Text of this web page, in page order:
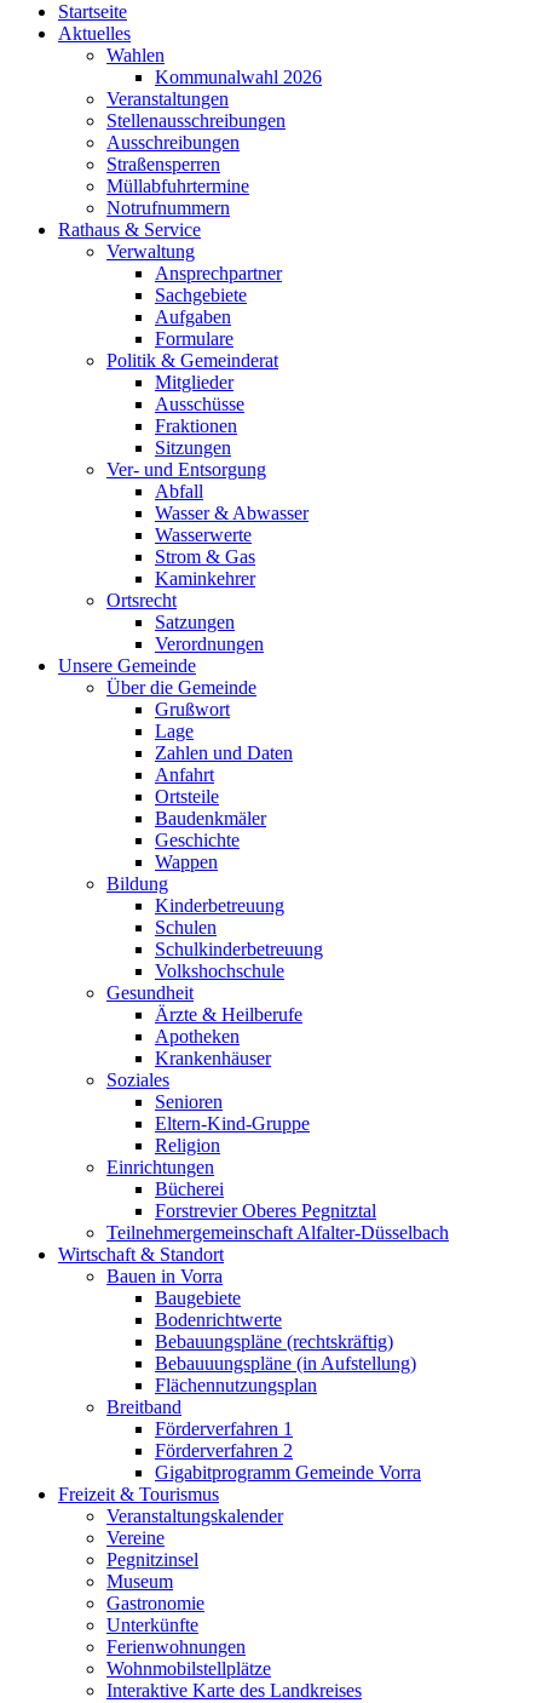
Startseite
Aktuelles
Wahlen
Kommunalwahl 2026
Veranstaltungen
Stellenausschreibungen
Ausschreibungen
Straßensperren
Müllabfuhrtermine
Notrufnummern
Rathaus & Service
Verwaltung
Ansprechpartner
Sachgebiete
Aufgaben
Formulare
Politik & Gemeinderat
Mitglieder
Ausschüsse
Fraktionen
Sitzungen
Ver- und Entsorgung
Abfall
Wasser & Abwasser
Wasserwerte
Strom & Gas
Kaminkehrer
Ortsrecht
Satzungen
Verordnungen
Unsere Gemeinde
Über die Gemeinde
Grußwort
Lage
Zahlen und Daten
Anfahrt
Ortsteile
Baudenkmäler
Geschichte
Wappen
Bildung
Kinderbetreuung
Schulen
Schulkinderbetreuung
Volkshochschule
Gesundheit
Ärzte & Heilberufe
Apotheken
Krankenhäuser
Soziales
Senioren
Eltern-Kind-Gruppe
Religion
Einrichtungen
Bücherei
Forstrevier Oberes Pegnitztal
Teilnehmergemeinschaft Alfalter-Düsselbach
Wirtschaft & Standort
Bauen in Vorra
Baugebiete
Bodenrichtwerte
Bebauungspläne (rechtskräftig)
Bebauuungspläne (in Aufstellung)
Flächennutzungsplan
Breitband
Förderverfahren 1
Förderverfahren 2
Gigabitprogramm Gemeinde Vorra
Freizeit & Tourismus
Veranstaltungskalender
Vereine
Pegnitzinsel
Museum
Gastronomie
Unterkünfte
Ferienwohnungen
Wohnmobilstellplätze
Interaktive Karte des Landkreises